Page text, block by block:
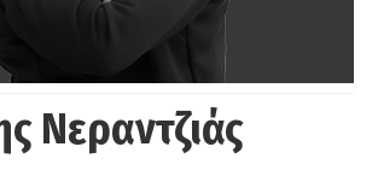
Νεραντζιάς